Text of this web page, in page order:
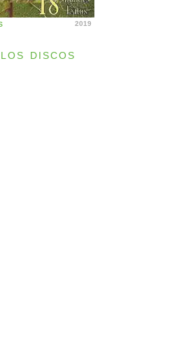
2019
discos